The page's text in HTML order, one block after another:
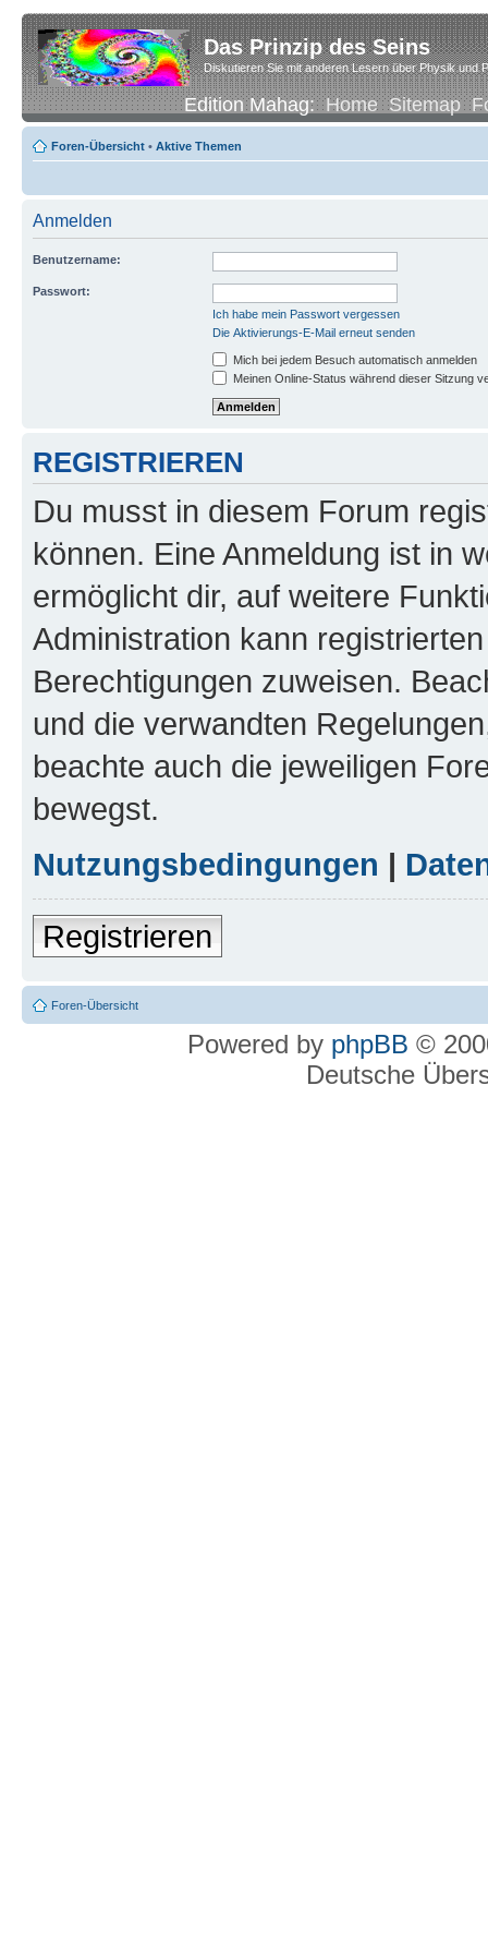
Das Prinzip des Seins
Diskutieren Sie mit anderen Lesern über Physik und
Edition Mahag:Home Sitemap
Foren-Übersicht • Aktive Themen
Anmelden
Benutzername:
Passwort:
Ich habe mein Passwort vergessen
Die Aktivierungs-E-Mail erneut senden
Mich bei jedem Besuch automatisch anmelden
Meinen Online-Status während dieser Sitzung
REGISTRIEREN
Du musst in diesem Forum
können. Eine Anmeldung ist in
ermöglicht dir, auf weitere
Administration kann
Berechtigungen zuweisen.
und die verwandten
beachte auch die jeweiligen
bewegst.
Nutzungsbedingungen |
Registrieren
Foren-Übersicht
Powered by phpBB ©
Deutsche